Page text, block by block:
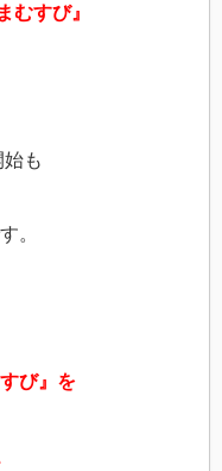
むすび』
も
。
び』を